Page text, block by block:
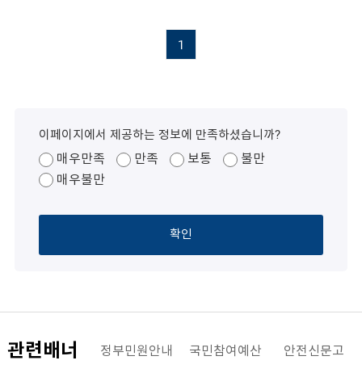
1
이페이지에서 제공하는 정보에 만족하셨습니까?
매우만족 만족 보통
불만
매우불만
확인
관련배너
해양수산부 정부민원안내 국민참여예산 안전신문고